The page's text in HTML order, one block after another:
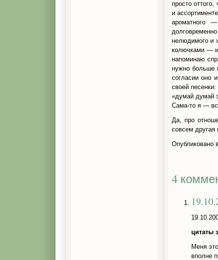
просто
и
ароматного
нелюдимого и
колючками —
напоминаю
нужно больше
согласии оно
своей песенки:
«думай думай
Сама-то я —
Да, про
совсем другая
Опубликовано
4
цитаты
Меня
вполне